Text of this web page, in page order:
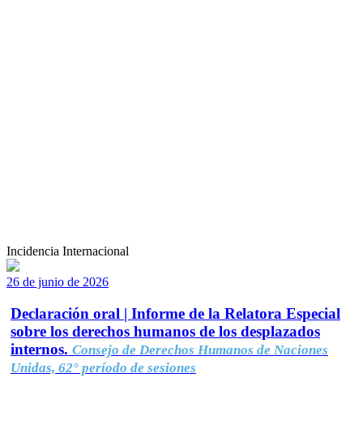
Incidencia Internacional
26 de junio de 2026
Declaración oral | Informe de la Relatora Especial
sobre los derechos humanos de los desplazados
internos. Consejo de Derechos Humanos de Naciones
Unidas, 62° período de sesiones